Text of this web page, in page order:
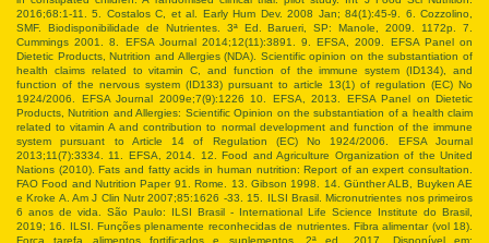
2016;68:1-11. 5. Costalos C, et al. Early Hum Dev. 2008 Jan; 84(1):45-9. 6. Cozzolino,
SMF. Biodisponibilidade de Nutrientes. 3ª Ed. Barueri, SP: Manole, 2009. 1172p. 7.
Cummings 2001. 8. EFSA Journal 2014;12(11):3891. 9. EFSA, 2009. EFSA Panel on
Dietetic Products, Nutrition and Allergies (NDA). Scientific opinion on the substantiation of
health claims related to vitamin C, and function of the immune system (ID134), and
function of the nervous system (ID133) pursuant to article 13(1) of regulation (EC) No
1924/2006. EFSA Journal 2009e;7(9):1226 10. EFSA, 2013. EFSA Panel on Dietetic
Products, Nutrition and Allergies: Scientific Opinion on the substantiation of a health claim
related to vitamin A and contribution to normal development and function of the immune
system pursuant to Article 14 of Regulation (EC) No 1924/2006. EFSA Journal
2013;11(7):3334. 11. EFSA, 2014. 12. Food and Agriculture Organization of the United
Nations (2010). Fats and fatty acids in human nutrition: Report of an expert consultation.
FAO Food and Nutrition Paper 91. Rome. 13. Gibson 1998. 14. Günther ALB, Buyken AE
e Kroke A. Am J Clin Nutr 2007;85:1626 -33. 15. ILSI Brasil. Micronutrientes nos primeiros
6 anos de vida. São Paulo: ILSI Brasil - International Life Science Institute do Brasil,
2019; 16. ILSI. Funções plenamente reconhecidas de nutrientes. Fibra alimentar (vol 18).
Força tarefa alimentos fortificados e suplementos. 2ª ed., 2017. Disponível em: